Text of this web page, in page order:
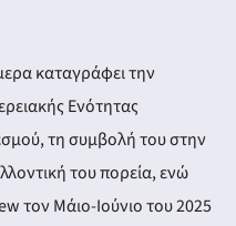
καταγράφει την
Ενότητας
τη συμβολή του στην
του πορεία, ενώ
τον Μάιο-Ιούνιο του 2025